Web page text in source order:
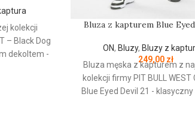
kolekcji
– Black Dog
dekoltem -
Bluza z kapturem Blue
ON, Bluzy, Bluzy z
249,00 zł
Bluza męska z kapturem z
kolekcji firmy PIT BULL WEST
Blue Eyed Devil 21 -